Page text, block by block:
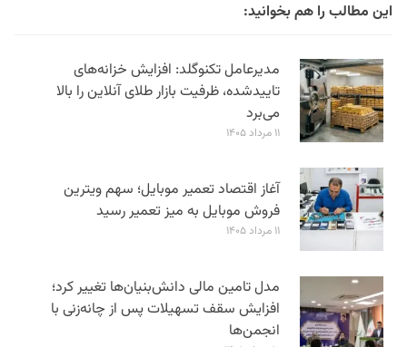
این مطالب را هم بخوانید:
مدیرعامل تکنوگلد: افزایش خزانه‌های
تاییدشده، ظرفیت بازار طلای آنلاین را بالا
می‌برد
۱۱ مرداد ۱۴۰۵
آغاز اقتصاد تعمیر موبایل؛ سهم ویترین
فروش موبایل به میز تعمیر رسید
۱۱ مرداد ۱۴۰۵
مدل تامین مالی دانش‌بنیان‌ها تغییر کرد؛
افزایش سقف تسهیلات پس از چانه‌زنی با
انجمن‌ها